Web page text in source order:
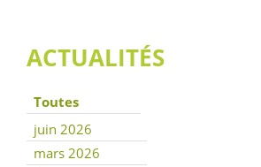
ACTUALITÉS
Toutes
juin 2026
mars 2026